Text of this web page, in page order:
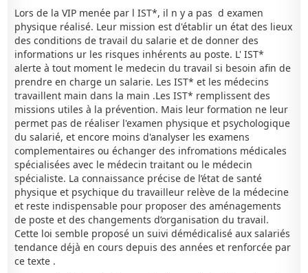
Lors de la VIP menée par l IST*, il n y a pas d examen
physique réalisé. Leur mission est d'établir un état des lieux
des conditions de travail du salarie et de donner des
informations ur les risques inhérents au poste. L' IST*
alerte à tout moment le medecin du travail si besoin afin de
prendre en charge un salarie. Les IST* et les médecins
travaillent main dans la main .Les IST* remplissent des
missions utiles à la prévention. Mais leur formation ne leur
permet pas de réaliser l'examen physique et psychologique
du salarié, et encore moins d'analyser les examens
complementaires ou échanger des infromations médicales
spécialisées avec le médecin traitant ou le médecin
spécialiste. La connaissance précise de l’état de santé
physique et psychique du travailleur relève de la médecine
et reste indispensable pour proposer des aménagements
de poste et des changements d’organisation du travail.
Cette loi semble proposé un suivi démédicalisé aux salariés
tendance déjà en cours depuis des années et renforcée par
ce texte .